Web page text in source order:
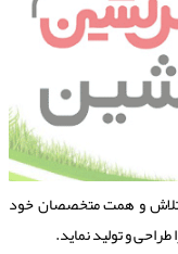
و همت متخصصان خود
و تولید نماید.